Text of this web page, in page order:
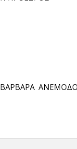
ΒΑΡΒΑΡΑ